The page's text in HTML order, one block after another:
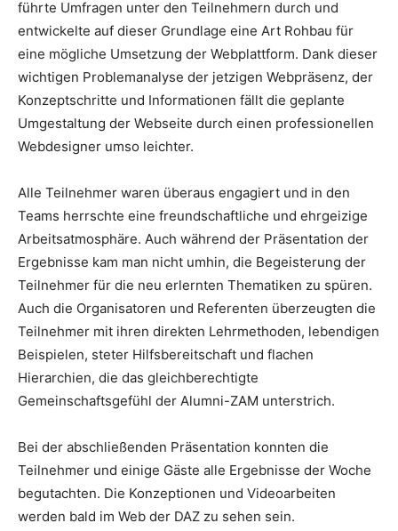
führte Umfragen unter den Teilnehmern durch und
entwickelte auf dieser Grundlage eine Art Rohbau für
eine mögliche Umsetzung der Webplattform. Dank dieser
wichtigen Problemanalyse der jetzigen Webpräsenz, der
Konzeptschritte und Informationen fällt die geplante
Umgestaltung der Webseite durch einen professionellen
Webdesigner umso leichter.
Alle Teilnehmer waren überaus engagiert und in den
Teams herrschte eine freundschaftliche und ehrgeizige
Arbeitsatmosphäre. Auch während der Präsentation der
Ergebnisse kam man nicht umhin, die Begeisterung der
Teilnehmer für die neu erlernten Thematiken zu spüren.
Auch die Organisatoren und Referenten überzeugten die
Teilnehmer mit ihren direkten Lehrmethoden, lebendigen
Beispielen, steter Hilfsbereitschaft und flachen
Hierarchien, die das gleichberechtigte
Gemeinschaftsgefühl der Alumni-ZAM unterstrich.
Bei der abschließenden Präsentation konnten die
Teilnehmer und einige Gäste alle Ergebnisse der Woche
begutachten. Die Konzeptionen und Videoarbeiten
werden bald im Web der DAZ zu sehen sein.